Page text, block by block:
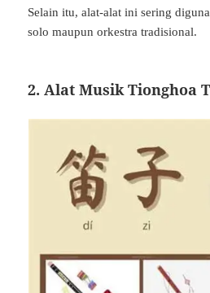
Selain itu, alat-alat ini sering
solo maupun orkestra tradisional.
2. Alat Musik Tionghoa